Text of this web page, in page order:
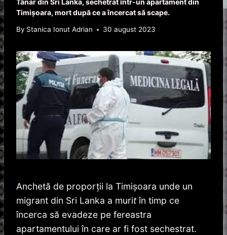
Timişoara, mort după ce a încercat să scape.
By Stanica Ionut Adrian 30 august 2023
Anchetă de proporţii la Timişoara unde un
migrant din Sri Lanka a muritîn timp ce
încerca să evadeze pe fereastra
apartamentului în care ar fi fost sechestrat.